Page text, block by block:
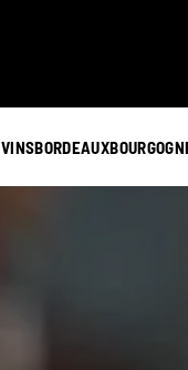
VINSBORDEAUX